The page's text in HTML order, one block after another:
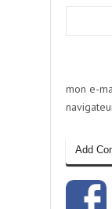
mon e-